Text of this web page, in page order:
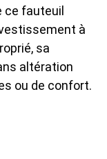
ce fauteuil
à
sa
altération
ou de confort.